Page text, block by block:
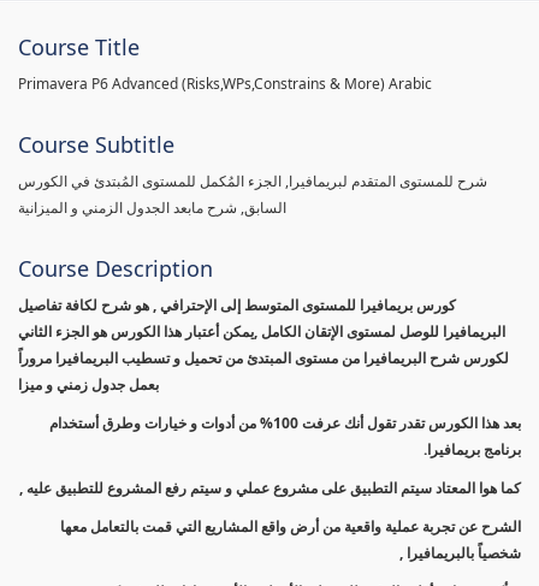
Course Title
Primavera P6 Advanced (Risks,WPs,Constrains & More) Arabic
Course Subtitle
شرح للمستوى المتقدم لبريمافيرا, الجزء المُكمل للمستوى المُبتدئ في الكورس
السابق, شرح مابعد الجدول الزمني و الميزانية
Course Description
كورس بريمافيرا للمستوى المتوسط إلى الإحترافي , هو شرح لكافة تفاصيل
البريمافيرا للوصل لمستوى الإتقان الكامل ,يمكن أعتبار هذا الكورس هو الجزء الثاني
لكورس شرح البريمافيرا من مستوى المبتدئ من تحميل و تسطيب البريمافيرا مروراً
بعمل جدول زمني و ميزا
بعد هذا الكورس تقدر تقول أنك عرفت 100% من أدوات و خيارات وطرق أستخدام
برنامج بريمافيرا.
كما هوا المعتاد سيتم التطبيق على مشروع عملي و سيتم رفع المشروع للتطبيق عليه ,
الشرح عن تجربة عملية واقعية من أرض واقع المشاريع التي قمت بالتعامل معها
شخصياً بالبريمافيرا ,